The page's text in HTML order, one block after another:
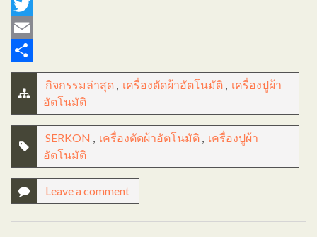
Facebook
Twitter
Email
Share
กิจกรรมล่าสุด , เครื่องตัดผ้าอัตโนมัติ , เครื่องปูผ้า
อัตโนมัติ
SERKON , เครื่องตัดผ้าอัตโนมัติ , เครื่องปูผ้า
อัตโนมัติ
Leave a comment